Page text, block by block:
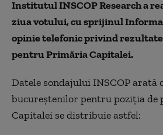
Institutul INSCOP Research a
ziua votului, cu sprijinul
opinie telefonic privind
pentru Primăria Capitalei.
Datele sondajului INSCOP arată
bucureștenilor pentru poziția de
Capitalei se distribuie astfel: